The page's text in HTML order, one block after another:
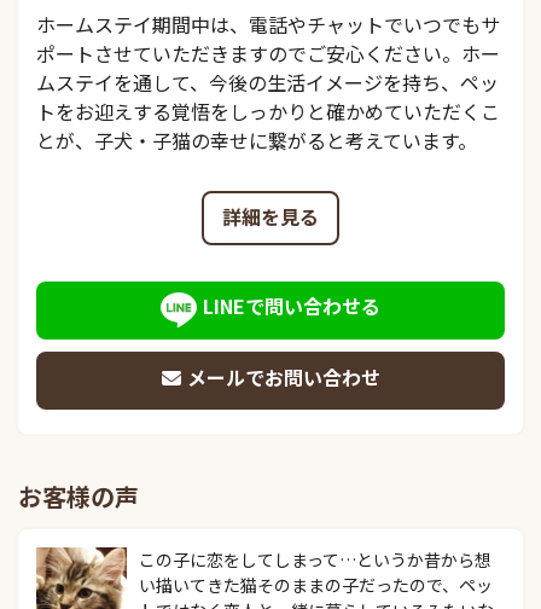
ホームステイ期間中は、電話やチャットでいつでもサ
ポートさせていただきますのでご安心ください。ホー
ムステイを通して、今後の生活イメージを持ち、ペッ
トをお迎えする覚悟をしっかりと確かめていただくこ
とが、子犬・子猫の幸せに繋がると考えています。
詳細を見る
LINEで問い合わせる
メールでお問い合わせ
お客様の声
この子に恋をしてしまって…というか昔から想
い描いてきた猫そのままの子だったので、ペッ